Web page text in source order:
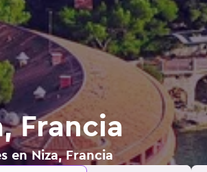
Francia
en Niza, Francia